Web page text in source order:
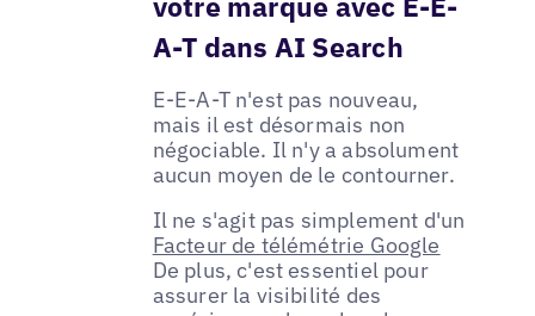
A-T dans AI Search
E-E-A-T n'est pas nouveau,
mais il est désormais non
négociable. Il n'y a absolument
aucun moyen de le contourner.
Il ne s'agit pas simplement d'un
Facteur de télémétrie Google
De plus, c'est essentiel pour
assurer la visibilité des